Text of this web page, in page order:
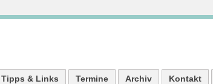
Tipps & Links Termine Archiv Kontakt